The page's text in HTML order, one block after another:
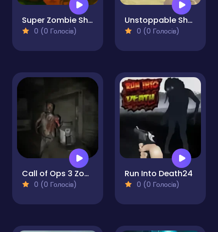
Super Zombie Shooter 2
0 (0 Голосів)
Unstoppable Shooter
0 (0 Голосів)
Call of Ops 3 Zombies
0 (0 Голосів)
Run Into Death24
0 (0 Голосів)